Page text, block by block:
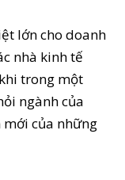
lớn cho doanh
nhà kinh tế
trong một
ngành của
mới của những